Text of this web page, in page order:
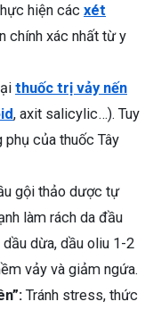
hiện các xét
chính xác nhất từ y
thuốc trị vảy nến
, axit salicylic…). Tuy
phụ của thuốc Tây
gội thảo dược tự
làm rách da đầu
dừa, dầu oliu 1-2
vảy và giảm ngứa.
Tránh stress, thức